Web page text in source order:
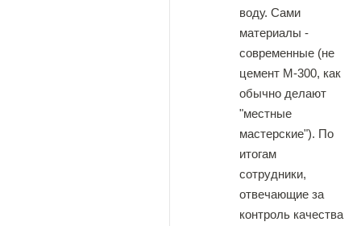
воду. Сами
материалы -
современные (не
цемент М-300, как
обычно делают
"местные
мастерские"). По
итогам
сотрудники,
отвечающие за
контроль качества